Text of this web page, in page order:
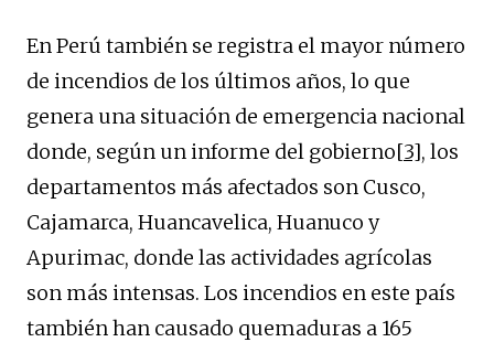
En Perú también se registra el mayor número
de incendios de los últimos años, lo que
genera una situación de emergencia nacional
donde, según un informe del gobierno[3], los
departamentos más afectados son Cusco,
Cajamarca, Huancavelica, Huanuco y
Apurimac, donde las actividades agrícolas
son más intensas. Los incendios en este país
también han causado quemaduras a 165